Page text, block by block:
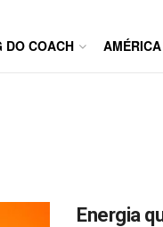
DO COACH
Energia